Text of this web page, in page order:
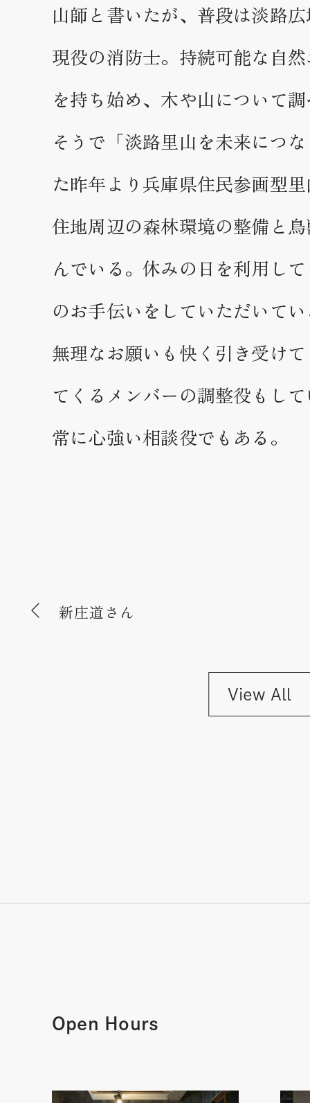
山師と書いたが、普段は淡路
現役の消防士。持続可能な自
を持ち始め、木や山について
そうで「淡路里山を未来につ
た昨年より兵庫県住民参画型
住地周辺の森林環境の整備と
んでいる。休みの日を利用し
のお手伝いをしていただいて
無理なお願いも快く引き受け
てくるメンバーの調整役もし
常に心強い相談役でもある。
新庄道さん
View All
Open Hours